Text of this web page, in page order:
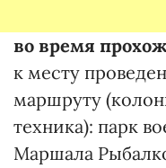
во время
к месту
маршруту
техника): парк
Маршала